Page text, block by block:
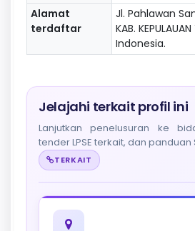
Alamat
terdaftar
Jl. Pahlawan
KAB.
Indonesia.
Jelajahi terkait profil ini
Lanjutkan penelusuran ke
tender LPSE terkait, dan panduan
TERKAIT